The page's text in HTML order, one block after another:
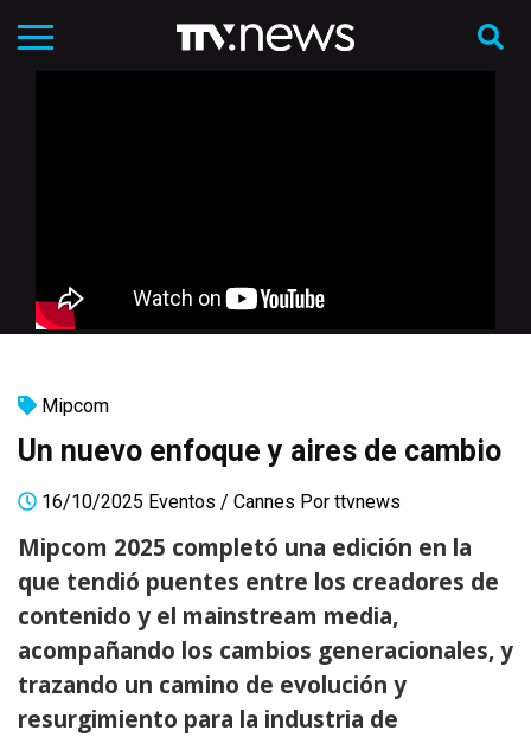
Mipcom
Un nuevo enfoque y aires de cambio
16/10/2025 Eventos / Cannes Por ttvnews
Mipcom 2025 completó una edición en la
que tendió puentes entre los creadores de
contenido y el mainstream media,
acompañando los cambios generacionales, y
trazando un camino de evolución y
resurgimiento para la industria de